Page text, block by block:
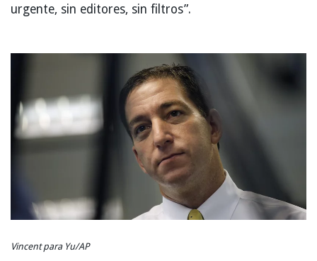
urgente, sin editores, sin filtros”.
Vincent para Yu/AP